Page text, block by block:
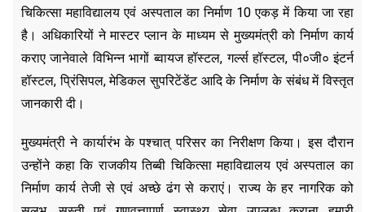
चिकित्सा महाविद्यालय एवं अस्पताल का निर्माण 10 एकड़ में किया जा रहा
है। अधिकारियों ने मास्टर प्लान के माध्यम से मुख्यमंत्री को निर्माण कार्य
कराए जानेवाले विभिन्न भागों ब्वायज हॉस्टल, गर्ल्स हॉस्टल, पी०जी० इंटर्न
हॉस्टल, प्रिंसिपल, मेडिकल सुपरिटेंडेंट आदि के निर्माण के संबंध में विस्तृत
जानकारी दी।
मुख्यमंत्री ने कार्यारंभ के पश्चात् परिसर का निरीक्षण किया। इस दौरान
उन्होंने कहा कि राजकीय तिब्बी चिकित्सा महाविद्यालय एवं अस्पताल का
निर्माण कार्य तेजी से एवं अच्छे ढंग से कराएं। राज्य के हर नागरिक को